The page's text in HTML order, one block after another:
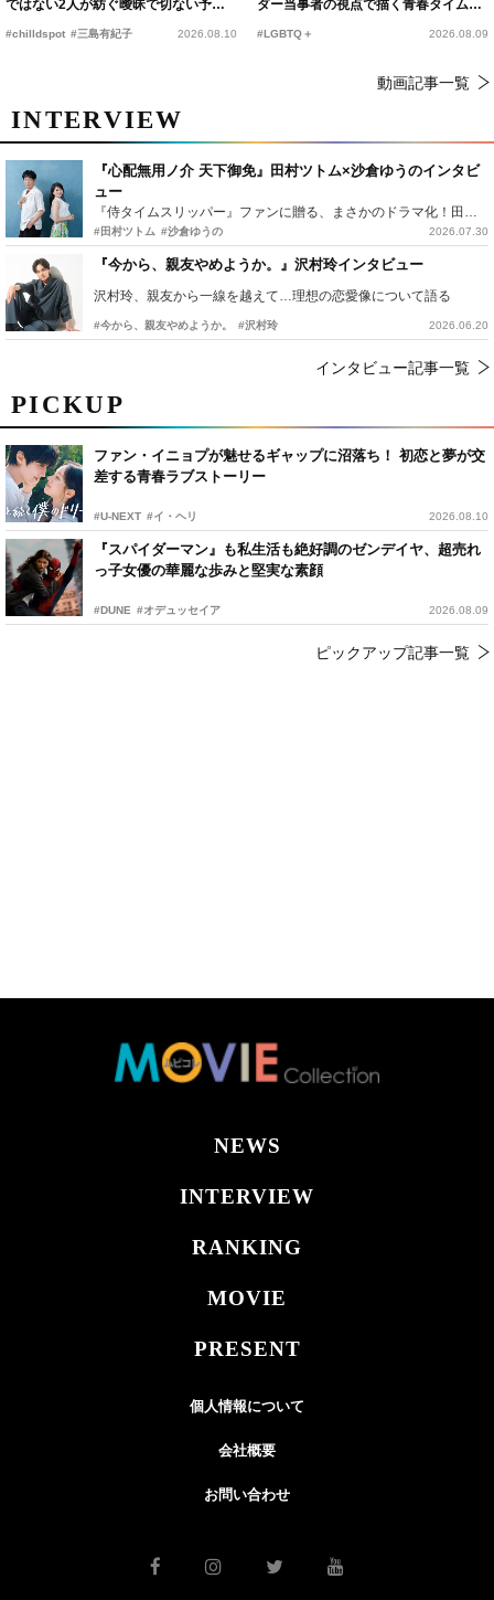
PICKUP
ファン・イニョプが魅せるギャップに沼落ち！ 初恋と夢が交
差する青春ラブストーリー
#U-NEXT #イ・ヘリ 2026.08.10
『スパイダーマン』も私生活も絶好調のゼンデイヤ、超売れ
っ子女優の華麗な歩みと堅実な素顔
#DUNE #オデュッセイア 2026.08.09
ピックアップ記事一覧
ではない2人が紡ぐ曖昧で切ない予告
#chilldspot #三島有紀子 2026.08.10
ダー当事者の視点で描く青春タイムス
#LGBTQ＋ 2026.08.09
動画記事一覧
INTERVIEW
『心配無用ノ介 天下御免』田村ツトム×沙倉ゆうのインタビ
ュー
『侍タイムスリッパー』ファンに贈る、まさかのドラマ化！田村ツトム×沙倉ゆうのが語る『心配無用ノ介』撮影秘話
#田村ツトム #沙倉ゆうの 2026.07.30
『今から、親友やめようか。』沢村玲インタビュー
沢村玲、親友から一線を越えて…理想の恋愛像について語る
#今から、親友やめようか。 #沢村玲 2026.06.20
インタビュー記事一覧
NEWS
INTERVIEW
RANKING
MOVIE
PRESENT
個人情報について
会社概要
お問い合わせ